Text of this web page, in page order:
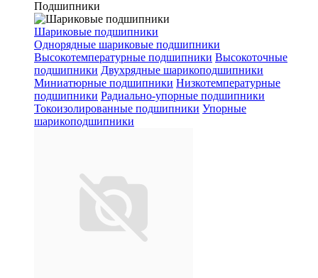
Подшипники
Шариковые подшипники
Однорядные шариковые подшипники
Высокотемпературные подшипники Высокоточные
подшипники Двухрядные шарикоподшипники
Миниатюрные подшипники Низкотемпературные
подшипники Радиально-упорные подшипники
Токоизолированные подшипники Упорные
шарикоподшипники